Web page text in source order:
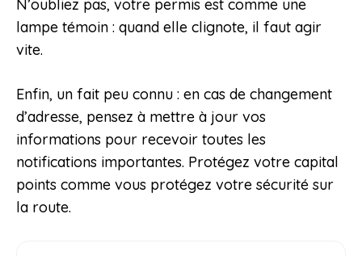
N’oubliez pas, votre permis est comme une
lampe témoin : quand elle clignote, il faut agir
vite.
Enfin, un fait peu connu : en cas de changement
d’adresse, pensez à mettre à jour vos
informations pour recevoir toutes les
notifications importantes. Protégez votre capital
points comme vous protégez votre sécurité sur
la route.